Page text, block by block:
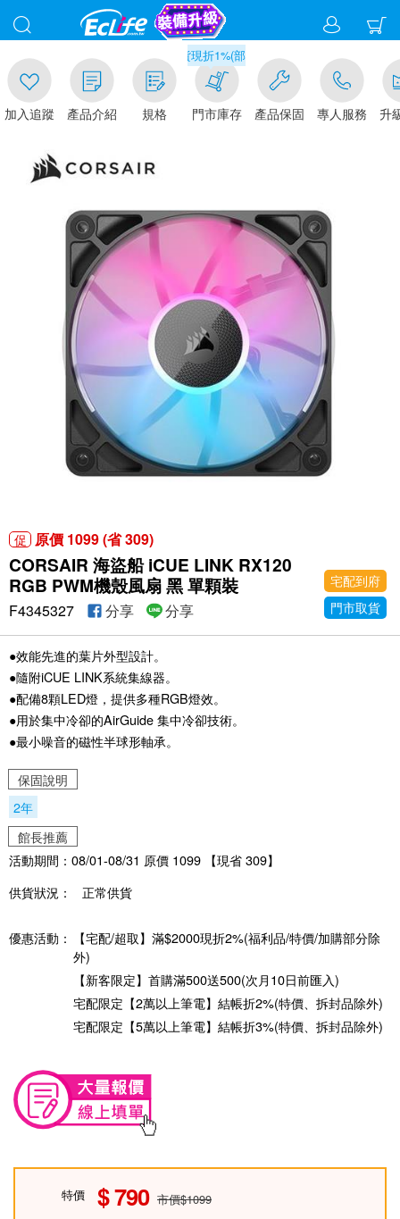
追蹤 產品介紹 規格
滿千元門市取貨現折1%(部分商品不適用)-請點我看
門市庫存 產品保固 專人服務 升級
促 原價 1099 (省 309)
CORSAIR 海盜船 iCUE LINK RX120
RGB PWM機殼風扇 黑 單顆裝
宅配到府
門市取貨
F4345327 分享 分享
●效能先進的葉片外型設計。
●隨附iCUE LINK系統集線器。
●配備8顆LED燈，提供多種RGB燈效。
●用於集中冷卻的AirGuide 集中冷卻技術。
●最小噪音的磁性半球形軸承。
保固說明
2年
館長推薦
活動期間：08/01-08/31 原價 1099 【現省 309】
供貨狀況：
正常供貨
優惠活動：
【宅配/超取】滿$2000現折2%(福利品/特價/加購部分除
外)
【新客限定】首購滿500送500(次月10日前匯入)
宅配限定【2萬以上筆電】結帳折2%(特價、拆封品除外)
宅配限定【5萬以上筆電】結帳折3%(特價、拆封品除外)
特價 790 市價$1099